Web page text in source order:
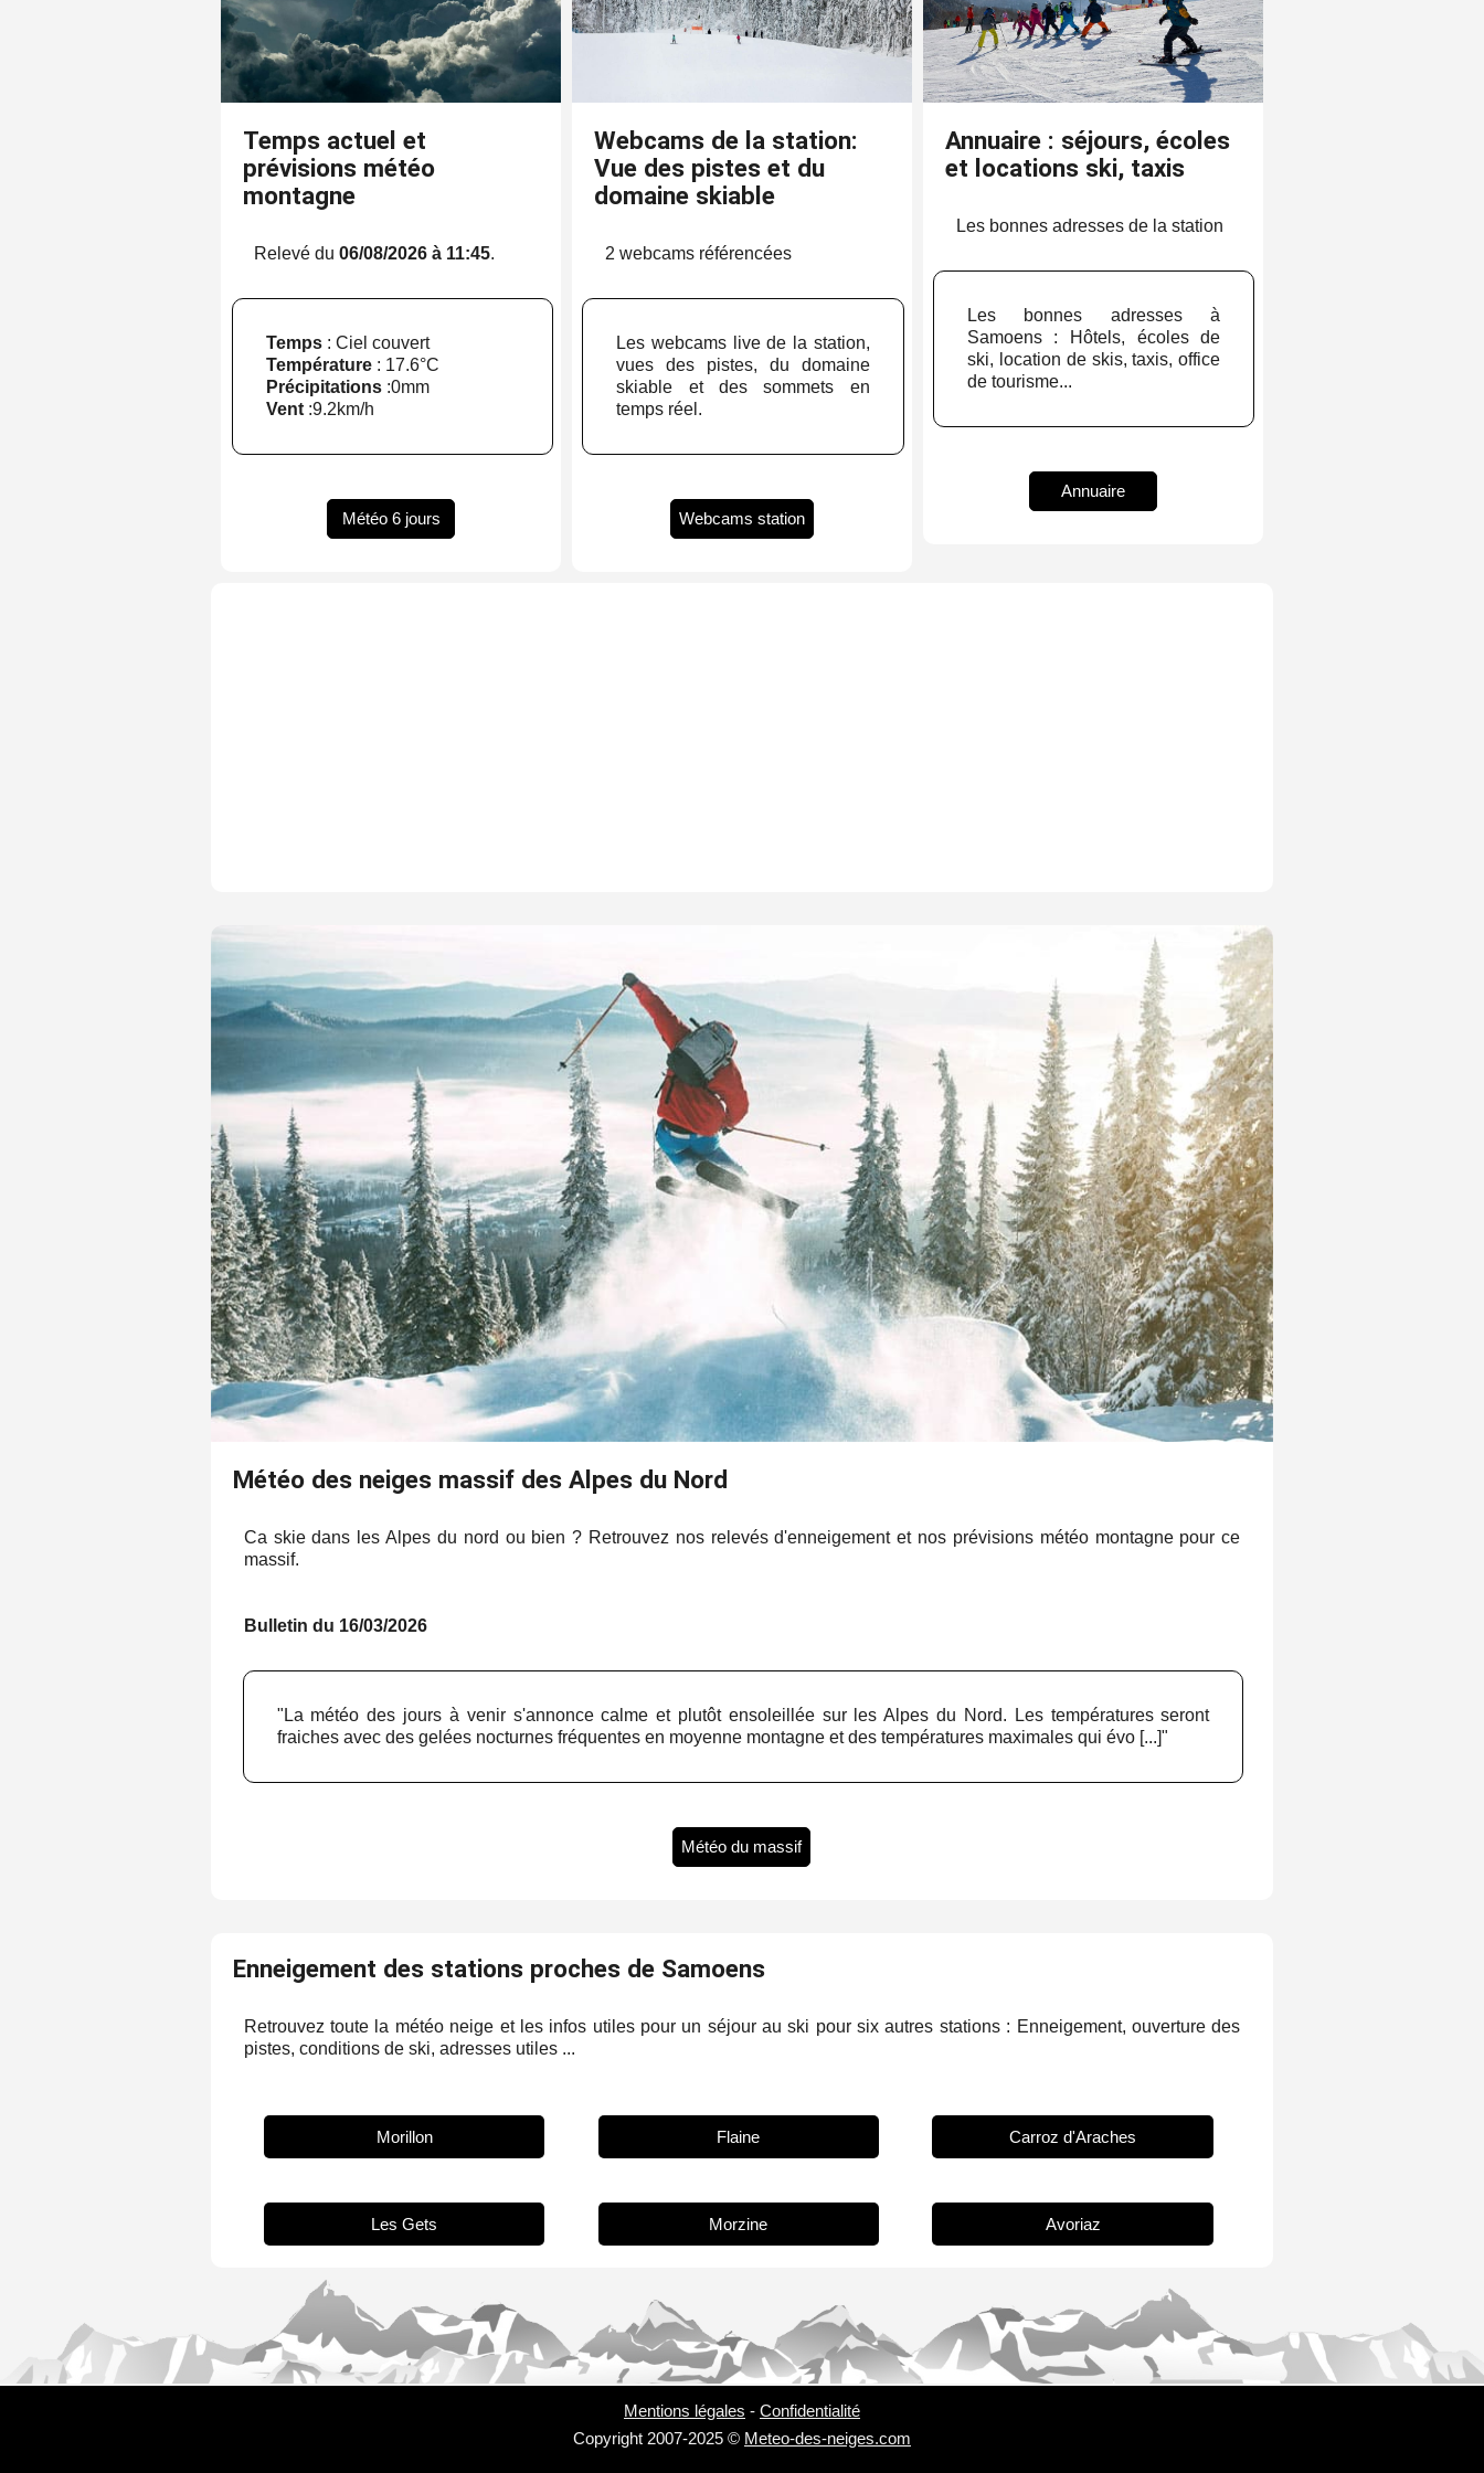
Temps actuel et
prévisions météo
montagne
Relevé du06/08/2026 à 11:45.
Temps: Ciel couvert
Température: 17.6°C
Précipitations:0mm
Vent:9.2km/h
Météo 6 jours
Webcams de la station:
Vue des pistes et du
domaine skiable
2 webcams référencées
Les webcams live de la station,
vues des pistes, du domaine
skiable et des sommets en
temps réel.
Webcams station
Annuaire : séjours, écoles
et locations ski, taxis
Les bonnes adresses de la station
Les bonnes adresses à
Samoens : Hôtels, écoles de
ski, location de skis, taxis, office
de tourisme...
Annuaire
Météo des neiges massif des Alpes du Nord
Ca skie dans les Alpes du nord ou bien ? Retrouvez nos relevés d'enneigement et nos prévisions météo montagne pour ce
massif.
Bulletin du 16/03/2026
"La météo des jours à venir s'annonce calme et plutôt ensoleillée sur les Alpes du Nord. Les températures seront
fraiches avec des gelées nocturnes fréquentes en moyenne montagne et des températures maximales qui évo [...]"
Météo du massif
Enneigement des stations proches de Samoens
Retrouvez toute la météo neige et les infos utiles pour un séjour au ski pour six autres stations : Enneigement, ouverture des
pistes, conditions de ski, adresses utiles ...
Morillon Flaine Carroz d'Araches
Les Gets Morzine Avoriaz
Mentions légales - Confidentialité
Copyright 2007-2025 © Meteo-des-neiges.com